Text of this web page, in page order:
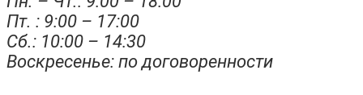
Пт. : 9:00 – 17:00
Сб.: 10:00 – 14:30
Воскресенье: по договоренности